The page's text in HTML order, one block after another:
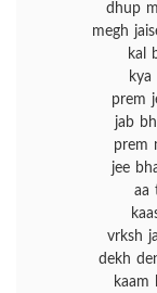
dhup
megh
kal
kya
prem
jab
prem
jee
aa
vrksh
dekh
kaam